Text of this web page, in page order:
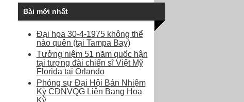
Bài mới nhất
Đại họa 30-4-1975 không thể
nào quên (tại Tampa Bay)
Tưởng niệm 51 năm quốc hận
tại tượng đài chiến sĩ Việt Mỹ
Florida tại Orlando
Phóng sự Đại Hội Bán Nhiệm
Kỳ CĐNVQG Liên Bang Hoa
Kỳ